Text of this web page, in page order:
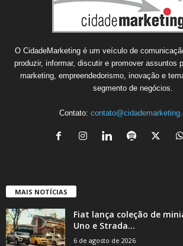
O CidadeMarketing é um veículo de
produzir, informar, discutir e promover assuntos
marketing, empreendedorismo, inovação e
segmento de negócios.
Contato:
MAIS NOTÍCIAS
Fiat lança coleção de
Uno e Strada...
6 de agosto de 2026